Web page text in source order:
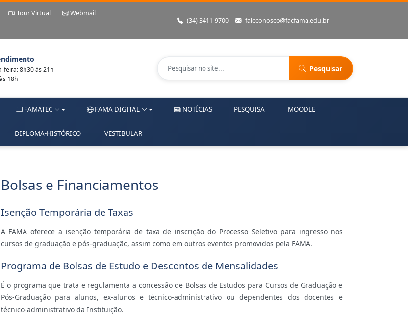
Tour Virtual
Webmail
(34) 3411-9700 faleconosco@facfama.edu.br
feira: 8h30 às 21h
18h
Pesquisar
FAMATEC FAMA DIGITAL NOTÍCIAS PESQUISA MOODLE
DIPLOMA-HISTÓRICO VESTIBULAR
Bolsas e Financiamentos
Isenção Temporária de Taxas
A FAMA oferece a isenção temporária de taxa de inscrição do Processo Seletivo para ingresso nos
cursos de graduação e pós-graduação, assim como em outros eventos promovidos pela FAMA.
Programa de Bolsas de Estudo e Descontos de Mensalidades
É o programa que trata e regulamenta a concessão de Bolsas de Estudos para Cursos de Graduação e
Pós-Graduação para alunos, ex-alunos e técnico-administrativo ou dependentes dos docentes e
técnico-administrativo da Instituição.